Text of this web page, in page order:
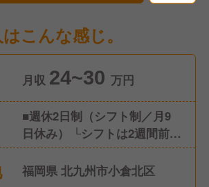
こんな感じ。
月収 24~30 万円
■週休2日制（シフト制／月9
日休み） └シフトは2週間前ご
とに提出。 └店舗状況により
土日休みも可能。 ■産前産後
福岡県 北九州市小倉北区